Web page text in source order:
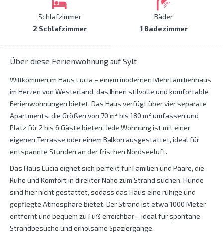
Schlafzimmer
2 Schlafzimmer
Bäder
1 Badezimmer
Über diese Ferienwohnung auf Sylt
Willkommen im Haus Lucia – einem modernen Mehrfamilienhaus
im Herzen von Westerland, das Ihnen stilvolle und komfortable
Ferienwohnungen bietet. Das Haus verfügt über vier separate
Apartments, die Größen von 70 m² bis 180 m² umfassen und
Platz für 2 bis 6 Gäste bieten. Jede Wohnung ist mit einer
eigenen Terrasse oder einem Balkon ausgestattet, ideal für
entspannte Stunden an der frischen Nordseeluft.
Das Haus Lucia eignet sich perfekt für Familien und Paare, die
Ruhe und Komfort in direkter Nähe zum Strand suchen. Hunde
sind hier nicht gestattet, sodass das Haus eine ruhige und
gepflegte Atmosphäre bietet. Der Strand ist etwa 1000 Meter
entfernt und bequem zu Fuß erreichbar – ideal für spontane
Strandbesuche und erholsame Spaziergänge.